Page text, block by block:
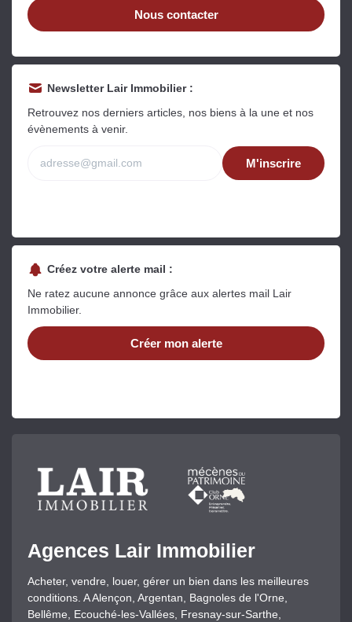
Rapide et gratuit, recevez votre estimation
en quelques clics.
Estimer mon bien maintenant
Nous contacter
Newsletter Lair Immobilier :
Retrouvez nos derniers articles, nos biens à la une et nos
évènements à venir.
M'inscrire
Créez votre alerte mail :
Ne ratez aucune annonce grâce aux alertes mail Lair
Immobilier.
Créer mon alerte
Agences Lair Immobilier
Acheter, vendre, louer, gérer un bien dans les meilleures
conditions. A Alençon, Argentan, Bagnoles de l'Orne,
Bellême, Ecouché-les-Vallées, Fresnay-sur-Sarthe,